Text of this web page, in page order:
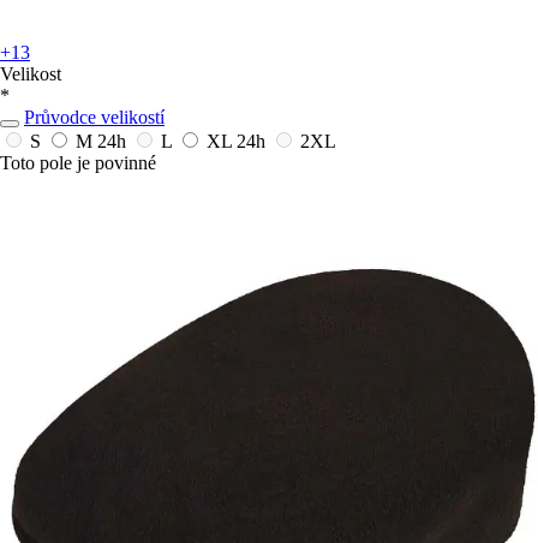
+13
Velikost
*
Průvodce velikostí
S
M 24h L XL 24h
2XL
Toto pole je povinné